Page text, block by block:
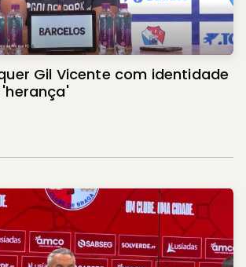
Gil Vicente com identidade